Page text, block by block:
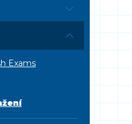
Exams